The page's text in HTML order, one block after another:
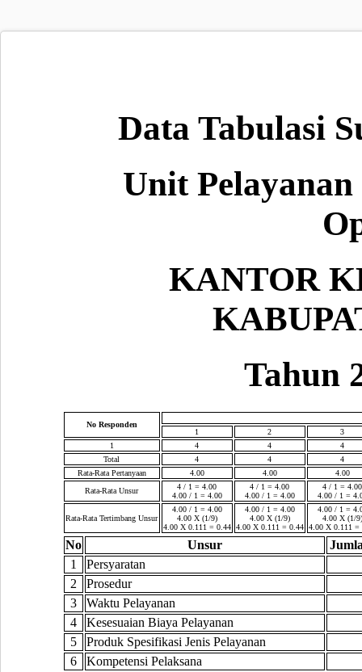
Data Tabulasi
Unit
KANTOR
Tahun
No Responden
1
2
3
1
4 4
4
Total
4 4
4
Rata-Rata Pertanyaan
4.00 4.00
4.00
Rata-Rata Unsur
4 / 1 = 4.00
4.00 / 1 = 4.00
4 / 1 = 4.00
4.00 / 1 = 4.00
4 / 1 = 4.00
4.00 / 1 =
Rata-Rata Tertimbang Unsur
4.00 / 1 = 4.00
4.00 X (1/9)
4.00 X 0.111 = 0.44
4.00 / 1 = 4.00
4.00 X (1/9)
4.00 X 0.111 = 0.44
4.00 / 1 =
4.00 X (1/9)
4.00 X 0.111 =
No Unsur
1
Persyaratan
2
Prosedur
3
Waktu Pelayanan
4
Kesesuaian Biaya Pelayanan
5
Produk Spesifikasi Jenis Pelayanan
6
Kompetensi Pelaksana